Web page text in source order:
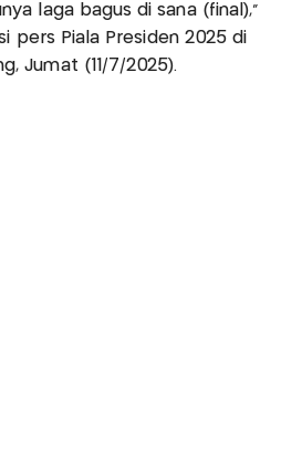
laga bagus di sana (final),”
pers Piala Presiden 2025 di
Jumat (11/7/2025).